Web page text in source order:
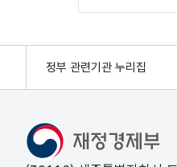
정부 관련기관 누리집